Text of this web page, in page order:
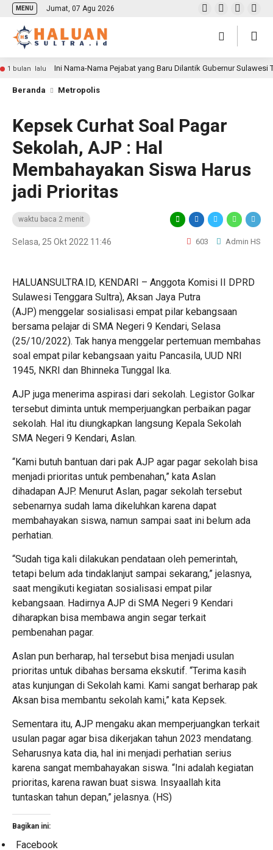
MENU Jumat, 07 Agu 2026
1 bulan lalu Ini Nama-Nama Pejabat yang Baru Dilantik Gubernur Sulawesi
Beranda Metropolis
Kepsek Curhat Soal Pagar
Sekolah, AJP : Hal
Membahayakan Siswa Harus
jadi Prioritas
waktu baca 2 menit
Selasa, 25 Okt 2022 11:46 603 Admin HS
HALUANSULTRA.ID, KENDARI – Anggota Komisi II DPRD
Sulawesi Tenggara Sultra), Aksan Jaya Putra
(AJP) menggelar sosialisasi empat pilar kebangsaan
bersama pelajar di SMA Negeri 9 Kendari, Selasa
(25/10/2022). Tak hanya menggelar pertemuan membahas
soal empat pilar kebangsaan yaitu Pancasila, UUD NRI
1945, NKRI dan Bhinneka Tunggal Ika.
AJP juga menerima aspirasi dari sekolah. Legistor Golkar
tersebut diminta untuk memperjuangkan perbaikan pagar
sekolah. Hal itu diungkapkan langsung Kepala Sekolah
SMA Negeri 9 Kendari, Aslan.
“Kami butuh bantuan dari pak AJP agar pagar sekolah bisa
menjadi prioritas untuk pembenahan,” kata Aslan
dihadapan AJP. Menurut Aslan, pagar sekolah tersebut
sebenarnya sudah lama dikeluhkan karena dapat
membahayakan siswa, namun sampai saat ini belum ada
perhatian.
“Sudah tiga kali dilakukan pendataan oleh pemerintah,
tetapi belum ada tindaklanjut sampai sekarang,” jelasnya,
saat mengikuti kegiatan sosialisasi empat pilar
kebangsaan. Hadirnya AJP di SMA Negeri 9 Kendari
diharapkan bisa membawa angin segar terkait
pembenahan pagar.
Aslan pun berharap, hal tersebut bisa menjadi usulan
prioritas untuk dibahas bersama ekskutif. “Terima kasih
atas kunjungan di Sekolah kami. Kami sangat berharap pak
Aksan bisa membantu sekolah kami,” kata Kepsek.
Sementara itu, AJP mengaku akan memperjuangkan terkait
usulan pagar agar bisa dikerjakan tahun 2023 mendatang.
Seharusnya kata dia, hal ini menjadi perhatian serius
karena sangat membahayakan siswa. “Ini adalah kegiatan
prioritas, karena rawan buat siswa. Insyaallah kita
tuntaskan tahun depan,” jelasnya. (HS)
Bagikan ini:
Facebook